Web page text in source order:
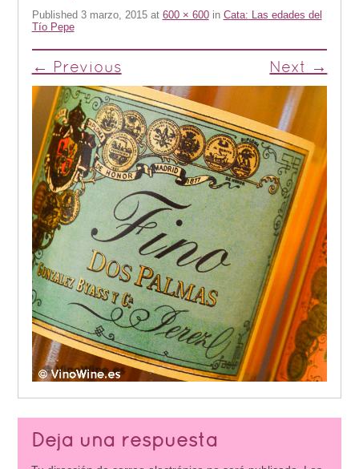
Published 3 marzo, 2015at 600 × 600in Cata: Las edades del
Tío Pepe
← Previous Next →
Deja una respuesta